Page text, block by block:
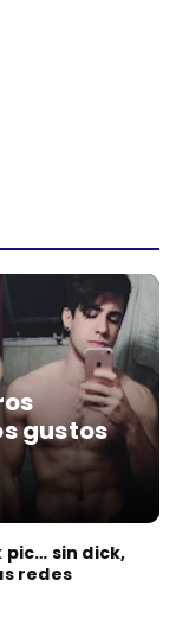
gustos
pic… sin dick,
redes